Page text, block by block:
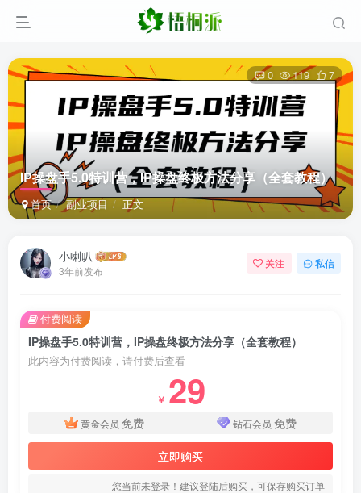
IP操盘手5.0特训营，IP操盘终极方法分享（全套教程）
首页 副业项目 正文
0 119 7
小喇叭
3年前发布
关注 私信
IP操盘手5.0特训营，IP操盘终极方法分享（全套教程）
此内容为付费阅读，请付费后查看
￥ 29
黄金会员 免费 钻石会员 免费
立即购买
您当前未登录！建议登陆后购买，可保存购买订单
付费阅读